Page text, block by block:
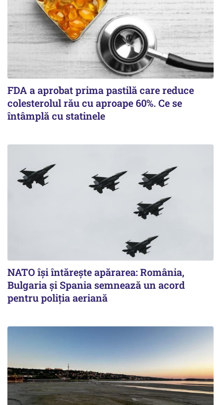
FDA a aprobat prima pastilă care reduce
colesterolul rău cu aproape 60%. Ce se
întâmplă cu statinele
NATO își întărește apărarea: România,
Bulgaria și Spania semnează un acord
pentru poliția aeriană